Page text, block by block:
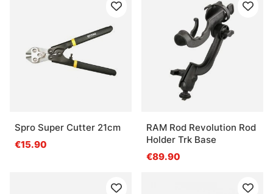
Spro Super Cutter 21cm
€15.90
RAM Rod Revolution Rod
Holder Trk Base
€89.90